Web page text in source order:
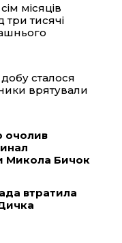
місяців
три тисячі
сталося
врятували
очолив
Микола Бичок
втратила